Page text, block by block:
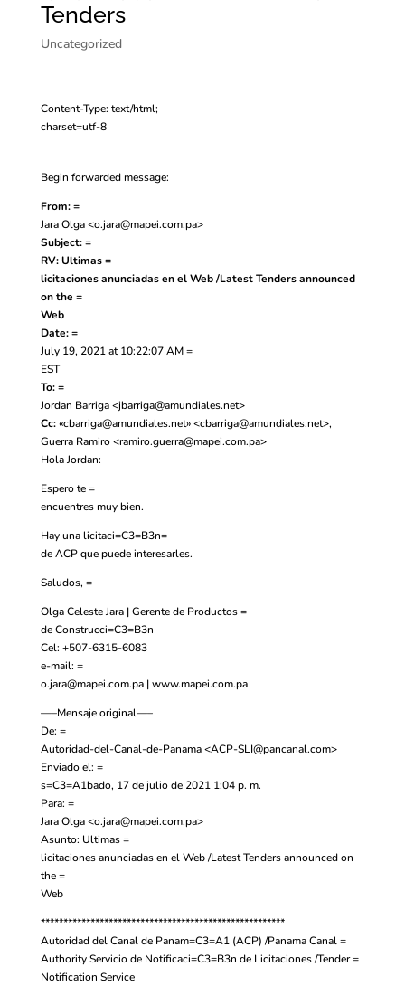
Tenders
Uncategorized
Content-Type: text/html;
charset=utf-8
Begin forwarded message:
From: =
Jara Olga <o.jara@mapei.com.pa>
Subject: =
RV: Ultimas =
licitaciones anunciadas en el Web /Latest Tenders announced
on the =
Web
Date: =
July 19, 2021 at 10:22:07 AM =
EST
To: =
Jordan Barriga <jbarriga@amundiales.net>
Cc:«cbarriga@amundiales.net» <cbarriga@amundiales.net>,
Guerra Ramiro <ramiro.guerra@mapei.com.pa>
Hola Jordan:
Espero te =
encuentres muy bien.
Hay una licitaci=C3=B3n=
de ACP que puede interesarles.
Saludos, =
Olga Celeste Jara | Gerente de Productos =
de Construcci=C3=B3n
Cel: +507-6315-6083
e-mail: =
o.jara@mapei.com.pa| www.mapei.com.pa
—–Mensaje original—–
De: =
Autoridad-del-Canal-de-Panama <ACP-SLI@pancanal.com>
Enviado el: =
s=C3=A1bado, 17 de julio de 2021 1:04 p. m.
Para: =
Jara Olga <o.jara@mapei.com.pa>
Asunto: Ultimas =
licitaciones anunciadas en el Web /Latest Tenders announced on
the =
Web
******************************************************
Autoridad del Canal de Panam=C3=A1 (ACP) /Panama Canal =
Authority Servicio de Notificaci=C3=B3n de Licitaciones /Tender =
Notification Service